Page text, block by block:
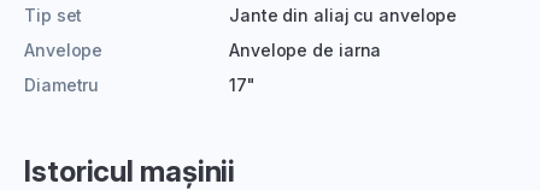
Tip set
Jante din aliaj cu anvelope
Anvelope
Anvelope de iarna
Diametru
17"
Istoricul mașinii